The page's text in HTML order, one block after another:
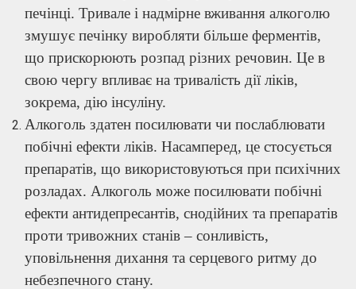
печінці. Тривале і надмірне вживання алкоголю
змушує печінку виробляти більше ферментів,
що прискорюють розпад різних речовин. Це в
свою чергу впливає на тривалість дії ліків,
зокрема, дію інсуліну.
Алкоголь здатен посилювати чи послаблювати
побічні ефекти ліків. Насамперед, це стосується
препаратів, що використовуються при психічних
розладах. Алкоголь може посилювати побічні
ефекти антидепресантів, снодійних та препаратів
проти тривожних станів – сонливість,
уповільнення дихання та серцевого ритму до
небезпечного стану.